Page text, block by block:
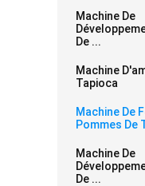
Machine De
De ...
Machine
Tapioca
Machine De
Pommes De
Machine De
De ...